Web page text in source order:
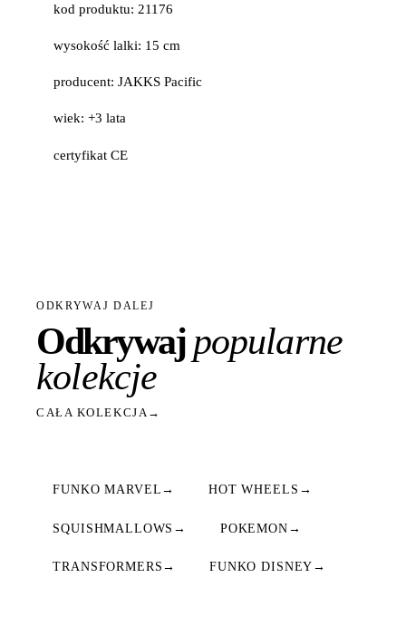
kod produktu: 21176
wysokość lalki: 15 cm
producent: JAKKS Pacific
wiek: +3 lata
certyfikat CE
ODKRYWAJ DALEJ
Odkrywajpopularne
kolekcje
CAŁA KOLEKCJA →
FUNKO MARVEL → HOT WHEELS →
SQUISHMALLOWS → POKEMON →
TRANSFORMERS → FUNKO DISNEY →